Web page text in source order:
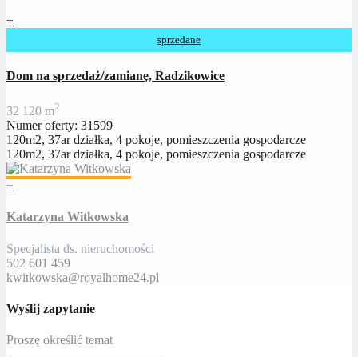
+
sprzedane
Dom na sprzedaż/zamianę, Radzikowice
32 120 m2
Numer oferty: 31599
120m2, 37ar działka, 4 pokoje, pomieszczenia gospodarcze
120m2, 37ar działka, 4 pokoje, pomieszczenia gospodarcze
+
Katarzyna Witkowska
Specjalista ds. nieruchomości
502 601 459
kwitkowska@royalhome24.pl
Wyślij zapytanie
Proszę określić temat